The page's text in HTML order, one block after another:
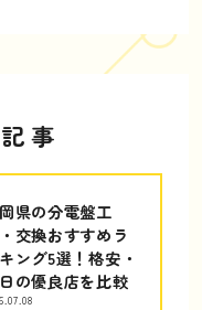
事
県の分電盤工
交換おすすめラ
ング5選！格安・
の優良店を比較